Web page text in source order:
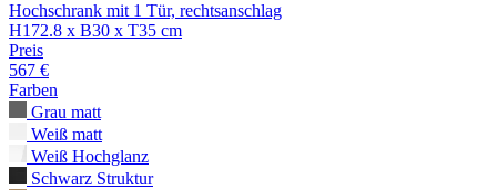
Hochschrank mit 1 Tür, rechtsanschlag
H172.8 x B30 x T35 cm
Preis
567 €
Farben
Grau matt
Weiß matt
Weiß Hochglanz
Schwarz Struktur